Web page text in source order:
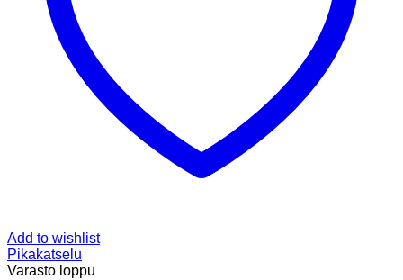
Add to wishlist
Pikakatselu
Varasto loppu